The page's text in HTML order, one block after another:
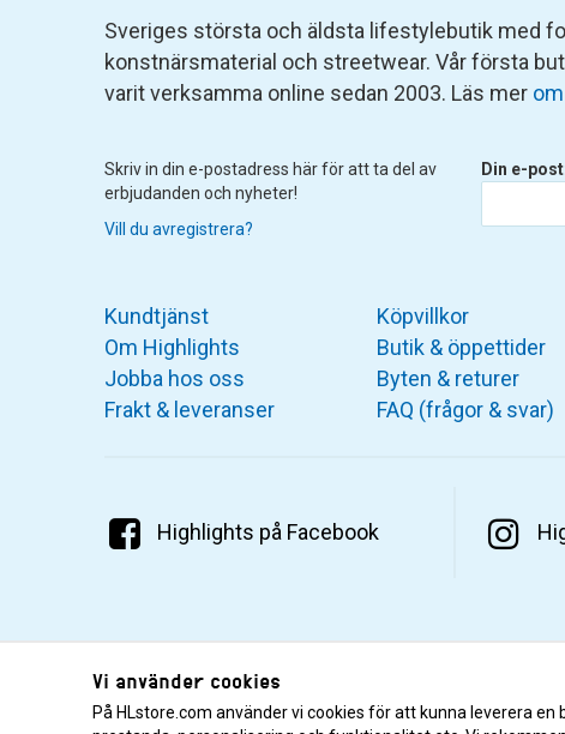
Sveriges största och äldsta lifestylebutik med
konstnärsmaterial och streetwear. Vår första
varit verksamma online sedan 2003. Läs mer
Skriv in din e-postadress här för att ta del av
erbjudanden och nyheter!
Vill du avregistrera?
Din e-
Kundtjänst
Om Highlights
Jobba hos oss
Frakt & leveranser
Köpvillkor
Butik & öppettider
Byten & returer
FAQ (frågor & svar)
Highlights på Facebook
Vi använder cookies
På HLstore.com använder vi cookies för att kunna leverera